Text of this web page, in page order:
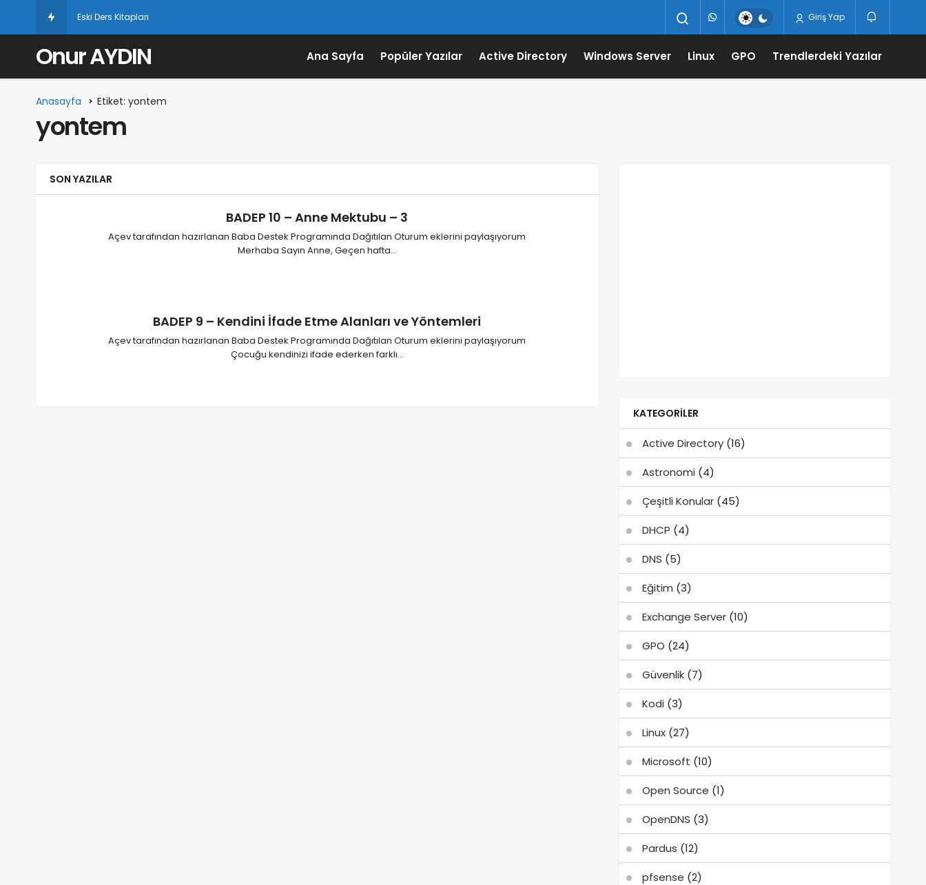
Eski Ders Kitapları Giriş Yap
Onur AYDIN Ana Sayfa Popüler Yazılar Active Directory Windows Server Linux GPO Trendlerdeki Yazılar
Anasayfa Etiket: yontem
yontem
SON YAZILAR
BADEP 10 – Anne Mektubu – 3
Açev tarafından hazırlanan Baba Destek Programında Dağıtılan Oturum eklerini paylaşıyorum
Merhaba Sayın Anne, Geçen hafta…
BADEP 9 – Kendini İfade Etme Alanları ve Yöntemleri
Açev tarafından hazırlanan Baba Destek Programında Dağıtılan Oturum eklerini paylaşıyorum
Çocuğu kendinizi ifade ederken farklı…
KATEGORILER
Active Directory(16)
Astronomi (4)
Çeşitli Konular(45)
DHCP (4)
DNS (5)
Eğitim (3)
Exchange Server(10)
GPO (24)
Güvenlik(7)
Kodi (3)
Linux(27)
Microsoft (10)
Open Source (1)
OpenDNS (3)
Pardus (12)
pfsense (2)